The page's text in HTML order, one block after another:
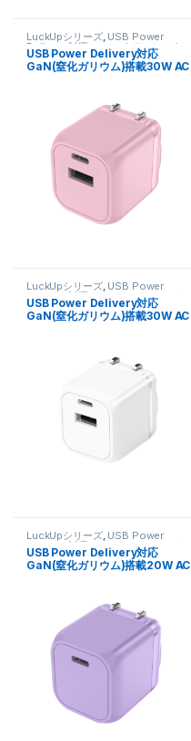
LuckUpシリーズ, USB Power
Delivery 対応,スマートフォン・タ
ブレット関連, 充電器
USB Power Delivery対応
GaN(窒化ガリウム)搭載30W AC
LuckUpシリーズ, USB Power
Delivery 対応,スマートフォン・タ
ブレット関連, 充電器
USB Power Delivery対応
GaN(窒化ガリウム)搭載30W AC
LuckUpシリーズ, USB Power
Delivery 対応,スマートフォン・タ
ブレット関連, 充電器
USB Power Delivery対応
GaN(窒化ガリウム)搭載20W AC